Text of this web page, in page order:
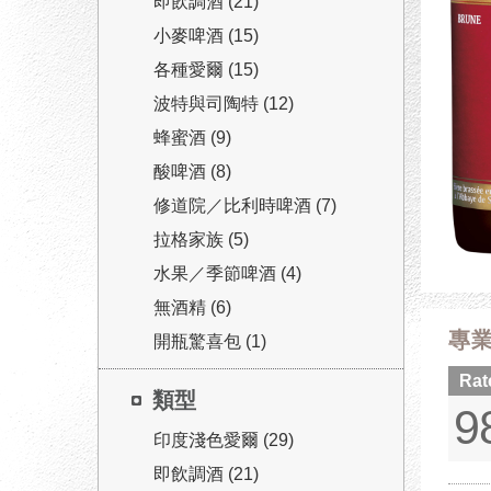
小麥啤酒 (15)
各種愛爾 (15)
波特與司陶特 (12)
蜂蜜酒 (9)
酸啤酒 (8)
修道院／比利時啤酒 (7)
拉格家族 (5)
水果／季節啤酒 (4)
無酒精 (6)
開瓶驚喜包 (1)
類型
印度淺色愛爾 (29)
即飲調酒 (21)
專